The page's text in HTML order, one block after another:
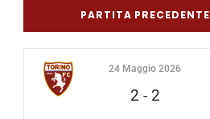
PARTITA PRECEDENTE
24 Maggio 2026
2 - 2